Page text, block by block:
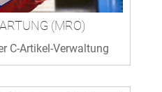
(MRO)
C-Artikel-Verwaltung